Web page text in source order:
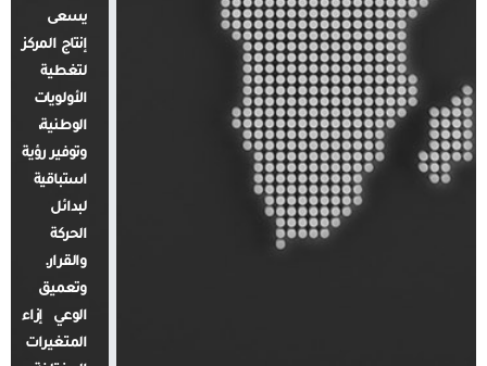
يسعى
إنتاج المركز
لتغطية
الأولويات
الوطنية،
وتوفير رؤية
استباقية
لبدائل
الحركة
والقرار.
وتعميق
الوعي إزاء
المتغيرات